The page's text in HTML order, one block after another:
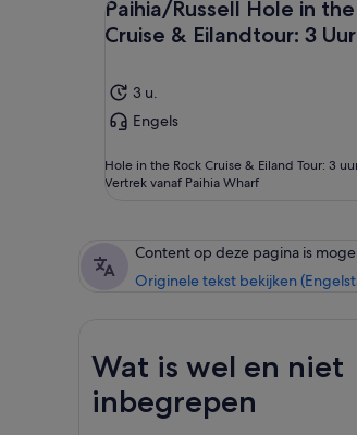
Paihia/Russell Hole in
Cruise & Eilandtour: 3 Uur
3 u.
Engels
Hole in the Rock Cruise & Eiland Tour: 3
Vertrek vanaf Paihia Wharf
Content op deze pagina is
Originele tekst bekijken
Wat is wel en niet
inbegrepen